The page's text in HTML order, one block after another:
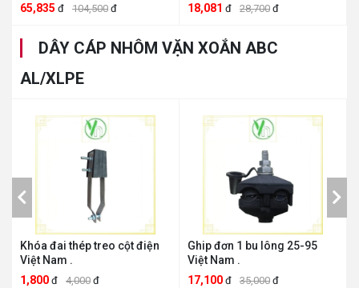
65,835 đ 104,500 đ
18,081 đ 28,700 đ
DÂY CÁP NHÔM VẶN XOẮN ABC
AL/XLPE
Khóa đai thép treo cột điện
Việt Nam .
1,800 đ 4,000 đ
Ghip đơn 1 bu lông 25-95
Việt Nam .
17,100 đ 35,000 đ